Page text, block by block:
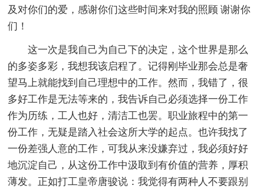
及对你们的爱，感谢你们这些时间来对我的照顾 谢谢你
们！
这一次是我自己为自己下的决定，这个世界是那么
的多姿多彩，我想我该启程了。记得刚毕业那会总是奢
望马上就能找到自己理想中的工作。然而，我错了，很
多好工作是无法等来的，我告诉自己必须选择一份工作
作为历练，工人也好，清洁工也罢。职业旅程中的第一
份工作，无疑是踏入社会这所大学的起点。也许我找了
一份差强人意的工作，可我从来没嫌弃过，我必须好好
地沉淀自己，从这份工作中汲取到有价值的营养，厚积
薄发。正如打工皇帝唐骏说：我觉得有两种人不要跟别